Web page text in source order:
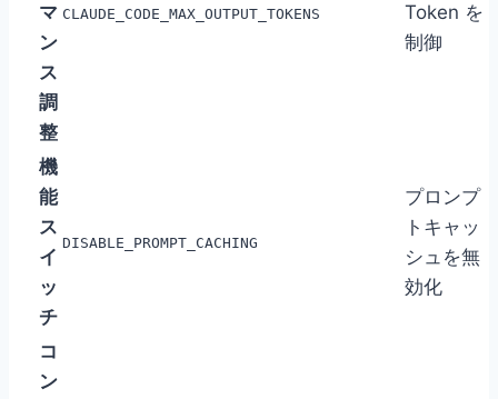
マ
ン
ス
調
整
CLAUDE_CODE_MAX_OUTPUT_TOKENS
Token を
制御
機
能
ス
イ
ッ
チ
DISABLE_PROMPT_CACHING
プロンプ
トキャッ
シュを無
効化
コ
ン